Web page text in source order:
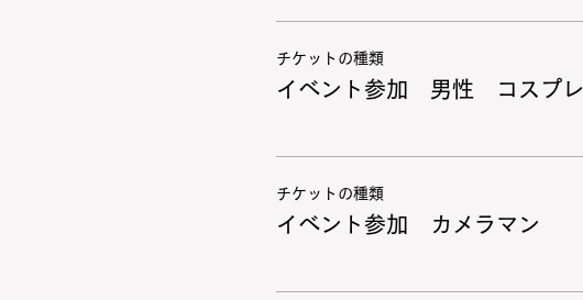
チケットの種類
イベント参加 男性 コスプレ
チケットの種類
イベント参加 カメラマン